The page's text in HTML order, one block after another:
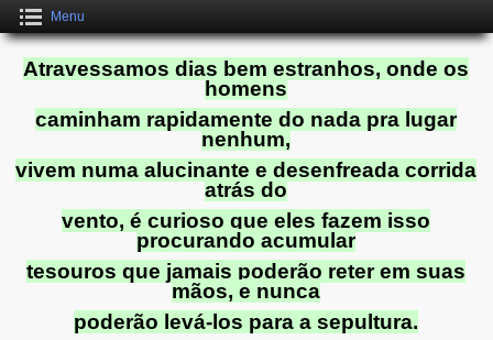
Menu
Atravessamos dias bem estranhos, onde os
homens
caminham rapidamente do nada pra lugar
nenhum,
vivem numa alucinante e desenfreada corrida
atrás do
vento, é curioso que eles fazem isso
procurando acumular
tesouros que jamais poderão reter em suas
mãos, e nunca
poderão levá-los para a sepultura.